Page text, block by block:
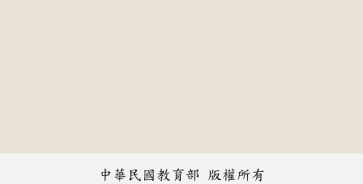
中華民國教育部 版權所有